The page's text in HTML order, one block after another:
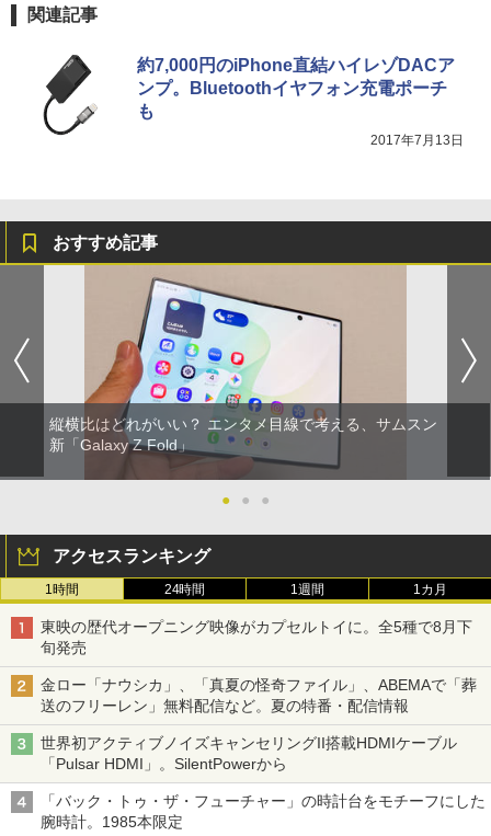
関連記事
約7,000円のiPhone直結ハイレゾDACア
ンプ。Bluetoothイヤフォン充電ポーチ
も
2017年7月13日
おすすめ記事
縦横比はどれがいい？ エンタメ目線で考える、サムスン
新「Galaxy Z Fold」
● ● ●
アクセスランキング
1時間 24時間 1週間 1カ月
東映の歴代オープニング映像がカプセルトイに。全5種で8月下
旬発売
金ロー「ナウシカ」、「真夏の怪奇ファイル」、ABEMAで「葬
送のフリーレン」無料配信など。夏の特番・配信情報
世界初アクティブノイズキャンセリングII搭載HDMIケーブル
「Pulsar HDMI」。SilentPowerから
「バック・トゥ・ザ・フューチャー」の時計台をモチーフにした
腕時計。1985本限定